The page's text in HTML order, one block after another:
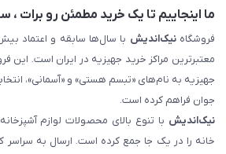
ما اینجاییم تا یک خرید مطمئن رو برات ،
فروشگاهنیک‌اندیش
معتبرترین مراکز خرید جهیزیه در ایران است. این
جهیزیه به نام‌های «تبسم هستی» و «آسمانی»،
جوان فراهم کرده است.
نیک‌اندیش با تنوع بالای محصولات لوازم
خانه را در یک جا جمع کرده است. ارسال به سراسر